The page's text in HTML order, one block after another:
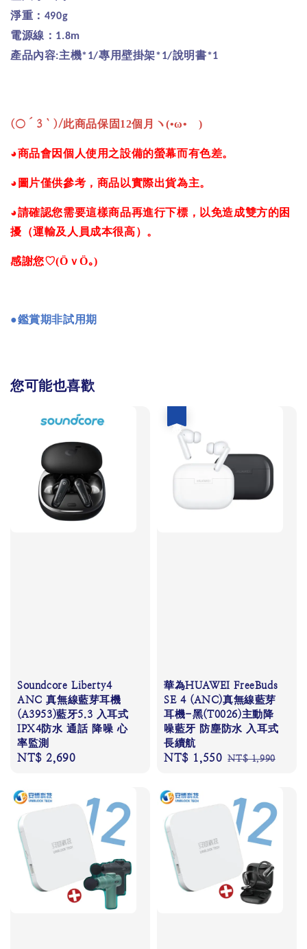
淨重： 490g
電源線： 1.8m
產品內容:主機*1/專用壁掛架*1/說明書*1
(○´3｀)/此商品保固12個月ヽ(•ω•ゞ)
◕商品會因個人使用之設備的螢幕而有色差。
◕圖片僅供參考，商品以實際出貨為主。
◕請確認您需要這樣商品再進行下標，以免造成雙方的困
擾（運輸及人員成本很高）。
感謝您♡(ӦｖӦ｡)
●鑑賞期非試用期
您可能也喜歡
Soundcore Liberty4
ANC 真無線藍芽耳機
(A3953)藍牙5.3 入耳式
IPX4防水 通話 降噪 心
率監測
Regular
NT$ 2,690
華為HUAWEI FreeBuds
SE 4 (ANC)真無線藍芽
耳機-黑(T0026)主動降
噪藍牙 防塵防水 入耳式
長續航
Sale
NT$ 1,550 Regular
NT$ 1,990